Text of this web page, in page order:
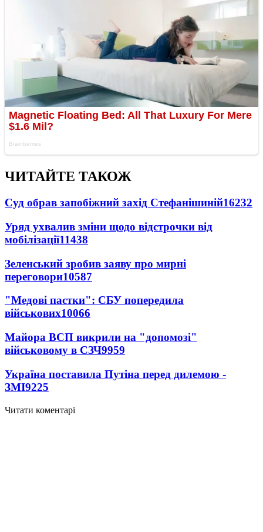
ЧИТАЙТЕ ТАКОЖ
Суд обрав запобіжний захід Стефанішиній16232
Уряд ухвалив зміни щодо відстрочки від
мобілізації11438
Зеленський зробив заяву про мирні
переговори10587
"Медові пастки": СБУ попередила
військових10066
Майора ВСП викрили на "допомозі"
військовому в СЗЧ9959
Україна поставила Путіна перед дилемою -
ЗМІ9225
Читати коментарі